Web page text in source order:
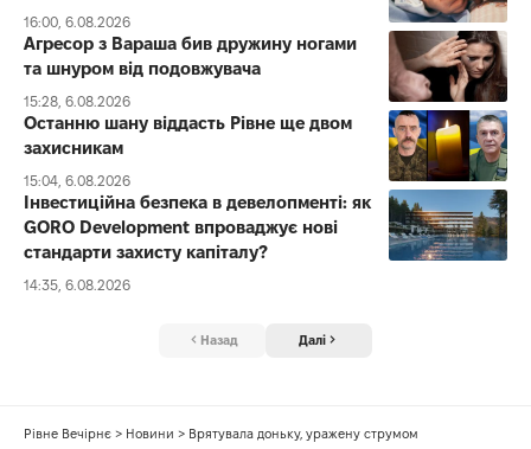
16:00, 6.08.2026
Агресор з Вараша бив дружину ногами
та шнуром від подовжувача
15:28, 6.08.2026
Останню шану віддасть Рівне ще двом
захисникам
15:04, 6.08.2026
Інвестиційна безпека в девелопменті: як
GORO Development впроваджує нові
стандарти захисту капіталу?
14:35, 6.08.2026
Назад Далі
Рівне Вечірнє > Новини > Врятувала доньку, уражену струмом